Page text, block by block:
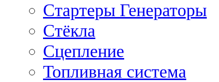
Стартеры Генераторы
Стёкла
Сцепление
Топливная система